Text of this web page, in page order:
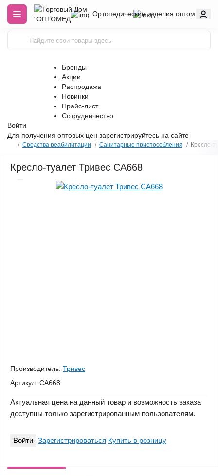
Ортопедические изделия оптом
Бренды
Акции
Распродажа
Новинки
Прайс-лист
Сотрудничество
Войти
Для получения оптовых цен зарегистрируйтесь на сайте
Средства реабилитации Санитарные приспособления Кресло-
Кресло-туалет Тривес CA668
Производитель: Тривес
Артикул: CA668
Актуальная цена на данный товар и возможность заказа
доступны только зарегистрированным пользователям.
Войти Зарегистрироваться Купить в розницу